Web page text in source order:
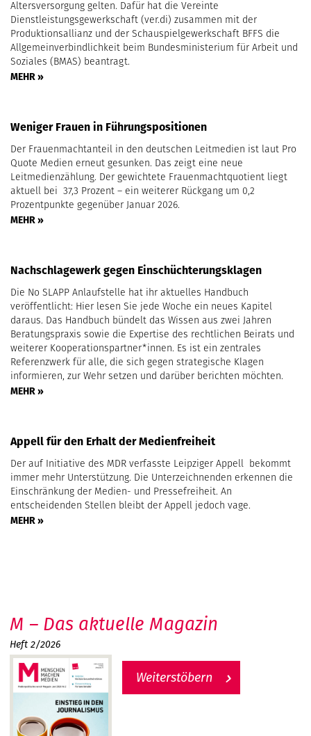
Altersversorgung gelten. Dafür hat die Vereinte
Dienstleistungsgewerkschaft (ver.di) zusammen mit der
Produktionsallianz und der Schauspielgewerkschaft BFFS die
Allgemeinverbindlichkeit beim Bundesministerium für Arbeit und
Soziales (BMAS) beantragt.
MEHR »
Weniger Frauen in Führungspositionen
Der Frauenmachtanteil in den deutschen Leitmedien ist laut Pro
Quote Medien erneut gesunken. Das zeigt eine neue
Leitmedienzählung. Der gewichtete Frauenmachtquotient liegt
aktuell bei 37,3 Prozent – ein weiterer Rückgang um 0,2
Prozentpunkte gegenüber Januar 2026.
MEHR »
Nachschlagewerk gegen Einschüchterungsklagen
Die No SLAPP Anlaufstelle hat ihr aktuelles Handbuch
veröffentlicht: Hier lesen Sie jede Woche ein neues Kapitel
daraus. Das Handbuch bündelt das Wissen aus zwei Jahren
Beratungspraxis sowie die Expertise des rechtlichen Beirats und
weiterer Kooperationspartner*innen. Es ist ein zentrales
Referenzwerk für alle, die sich gegen strategische Klagen
informieren, zur Wehr setzen und darüber berichten möchten.
MEHR »
Appell für den Erhalt der Medienfreiheit
Der auf Initiative des MDR verfasste Leipziger Appell bekommt
immer mehr Unterstützung. Die Unterzeichnenden erkennen die
Einschränkung der Medien- und Pressefreiheit. An
entscheidenden Stellen bleibt der Appell jedoch vage.
MEHR »
M – Das aktuelle Magazin
Heft 2/2026
Weiterstöbern